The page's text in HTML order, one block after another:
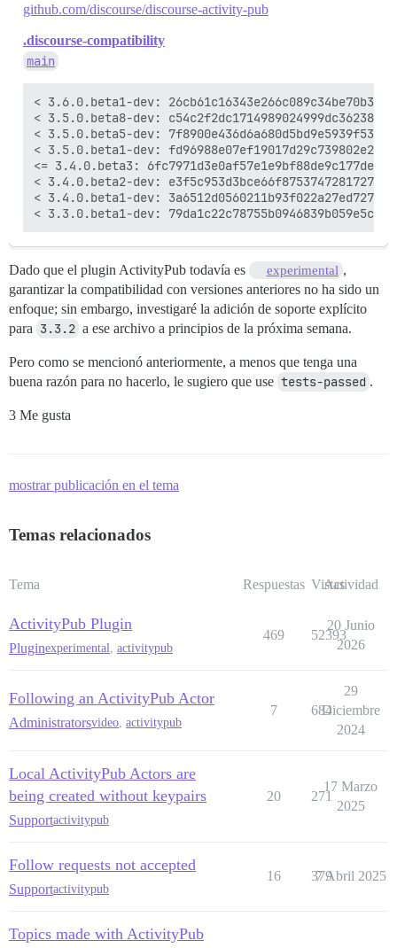
github.com/discourse/discourse-activity-pub
.discourse-compatibility
main
< 3.6.0.beta1-dev:
< 3.5.0.beta8-dev:
< 3.5.0.beta5-dev:
< 3.5.0.beta1-dev:
<= 3.4.0.beta3:
< 3.4.0.beta2-dev:
< 3.4.0.beta1-dev:
Dado que el plugin ActivityPub todavía es experimental ,
garantizar la compatibilidad con versiones anteriores no ha sido un
enfoque; sin embargo, investigaré la adición de soporte explícito
para 3.3.2 a ese archivo a principios de la próxima semana.
Pero como se mencionó anteriormente, a menos que tenga una
buena razón para no hacerlo, le sugiero que use tests-passed .
3 Me gusta
mostrar publicación en el tema
Temas relacionados
Tema Respuestas Vistas
Actividad
ActivityPub Plugin
Pluginexperimental, activitypub
469 52393
20 Junio
2026
Following an ActivityPub Actor
Administratorsvideo, activitypub
7 684
29
Diciembre
2024
Local ActivityPub Actors are
being created without keypairs
Supportactivitypub
20 271
17 Marzo
2025
Follow requests not accepted
Supportactivitypub
16 379
7 Abril 2025
Topics made with ActivityPub